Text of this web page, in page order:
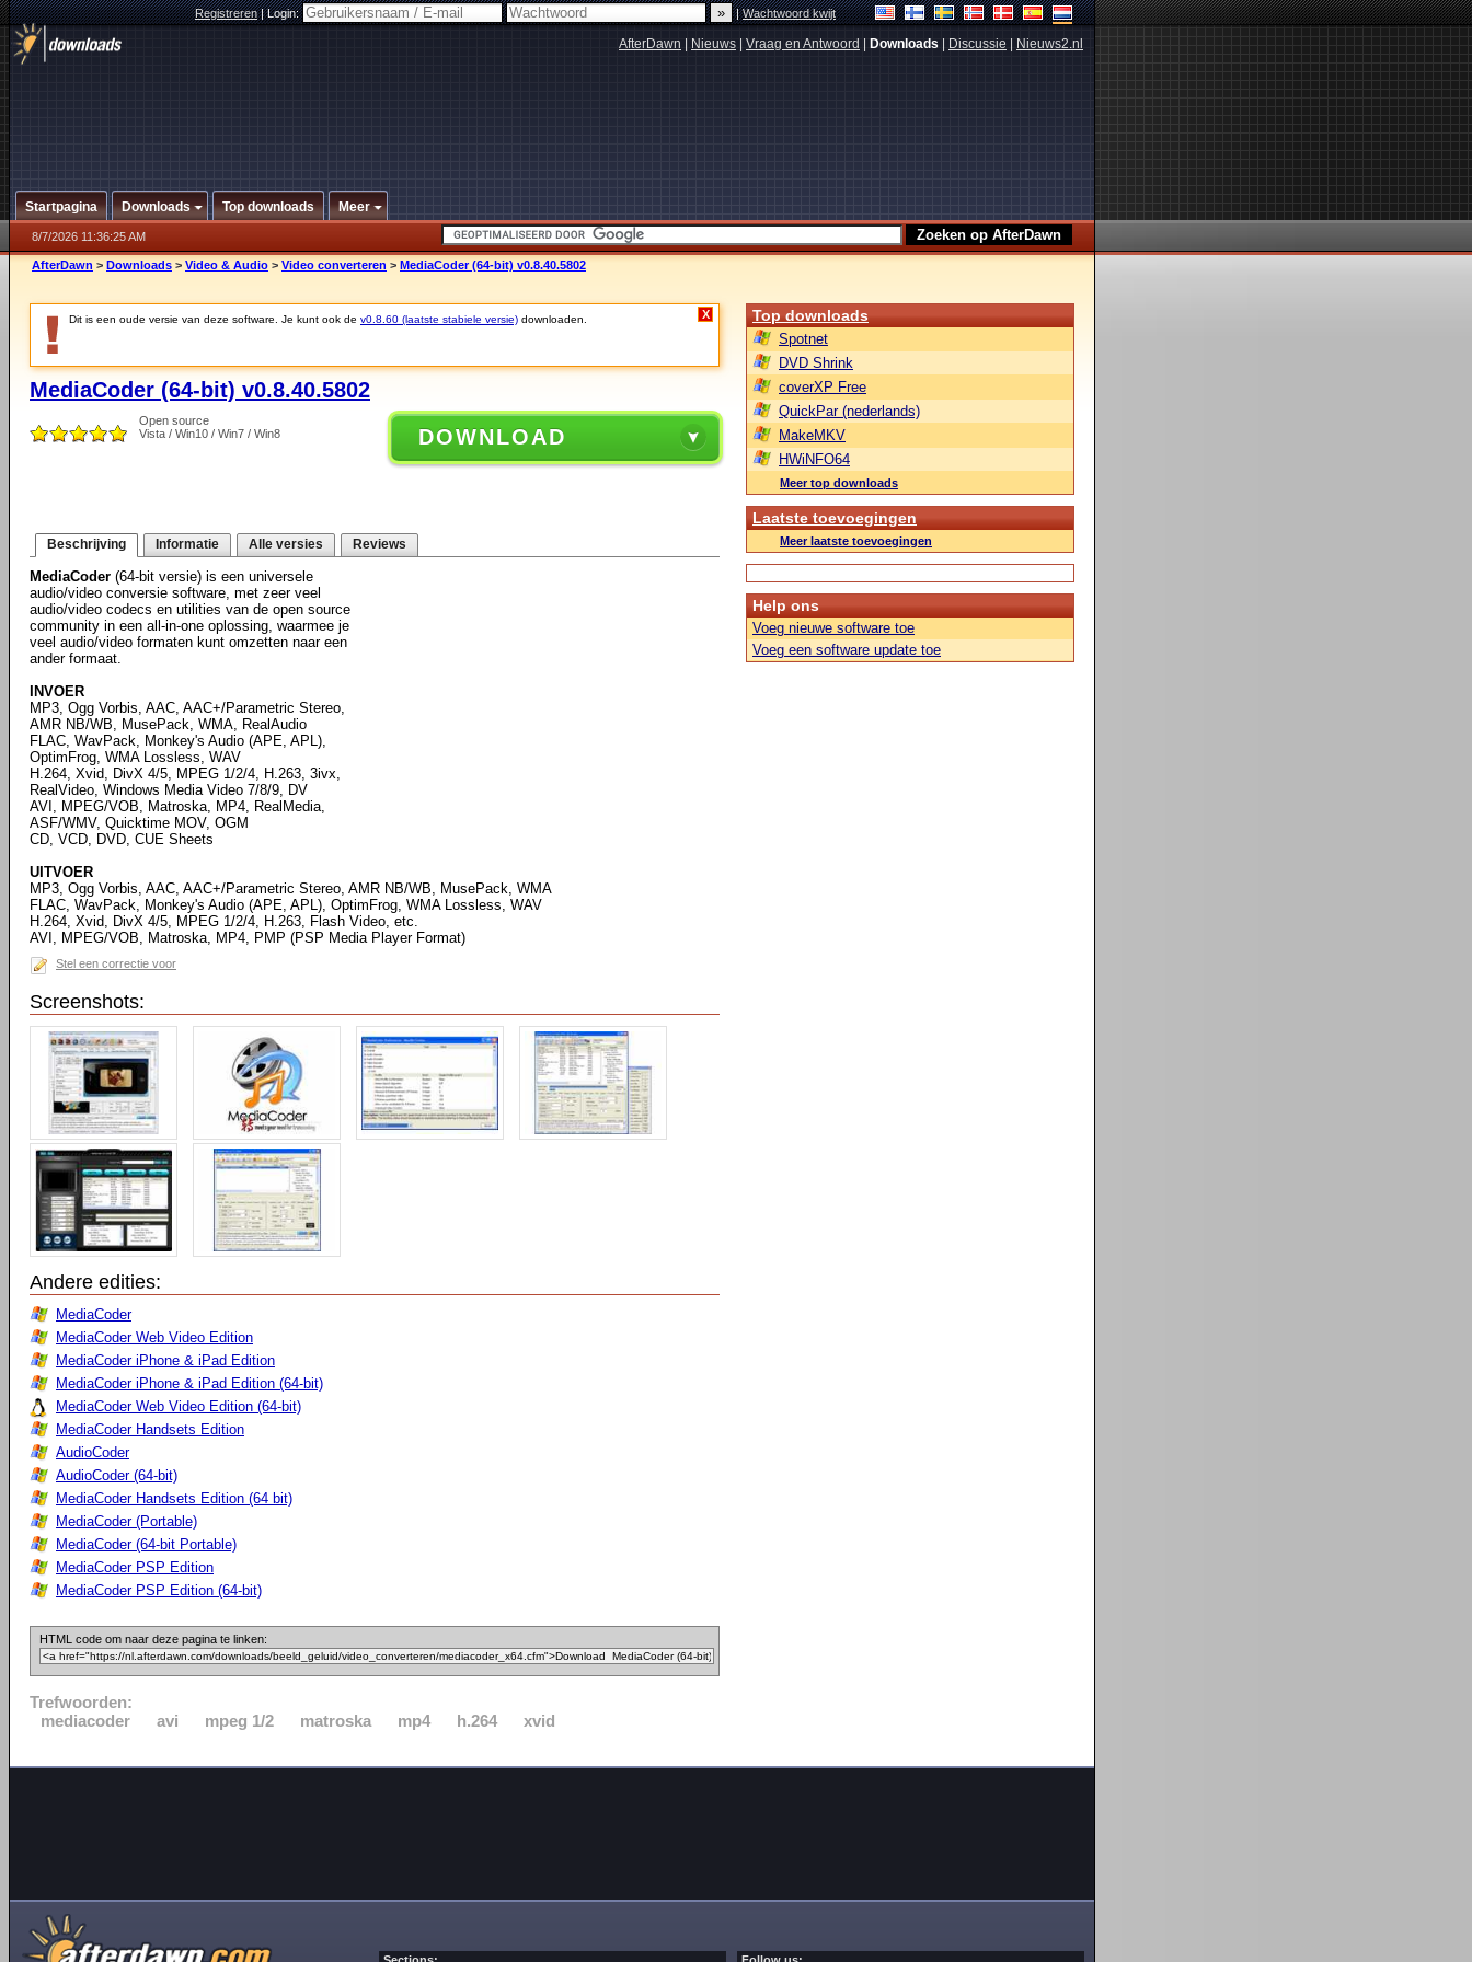
Registreren|Login: |Wachtwoord kwijt
AfterDawn Nieuws Vraag en Antwoord Downloads Discussie Nieuws2.nl
Startpagina Downloads Top downloads Meer
8/7/2026 11:36:25 AM
AfterDawn > Downloads > Video & Audio > Video converteren > MediaCoder (64-bit) v0.8.40.5802
Dit is een oude versie van deze software. Je kunt ook de v0.8.60 (laatste stabiele versie) downloaden. X
MediaCoder (64-bit) v0.8.40.5802
Open source
Vista / Win10 / Win7 / Win8
DOWNLOAD
Beschrijving Informatie Alle versies Reviews
MediaCoder (64-bit versie) is een universele
audio/video conversie software, met zeer veel
audio/video codecs en utilities van de open source
community in een all-in-one oplossing, waarmee je
veel audio/video formaten kunt omzetten naar een
ander formaat.
INVOER
MP3, Ogg Vorbis, AAC, AAC+/Parametric Stereo,
AMR NB/WB, MusePack, WMA, RealAudio
FLAC, WavPack, Monkey's Audio (APE, APL),
OptimFrog, WMA Lossless, WAV
H.264, Xvid, DivX 4/5, MPEG 1/2/4, H.263, 3ivx,
RealVideo, Windows Media Video 7/8/9, DV
AVI, MPEG/VOB, Matroska, MP4, RealMedia,
ASF/WMV, Quicktime MOV, OGM
CD, VCD, DVD, CUE Sheets
UITVOER
MP3, Ogg Vorbis, AAC, AAC+/Parametric Stereo, AMR NB/WB, MusePack, WMA
FLAC, WavPack, Monkey's Audio (APE, APL), OptimFrog, WMA Lossless, WAV
H.264, Xvid, DivX 4/5, MPEG 1/2/4, H.263, Flash Video, etc.
AVI, MPEG/VOB, Matroska, MP4, PMP (PSP Media Player Format)
Stel een correctie voor
Screenshots:
Andere edities:
MediaCoder
MediaCoder Web Video Edition
MediaCoder iPhone & iPad Edition
MediaCoder iPhone & iPad Edition (64-bit)
MediaCoder Web Video Edition (64-bit)
MediaCoder Handsets Edition
AudioCoder
AudioCoder (64-bit)
MediaCoder Handsets Edition (64 bit)
MediaCoder (Portable)
MediaCoder (64-bit Portable)
MediaCoder PSP Edition
MediaCoder PSP Edition (64-bit)
HTML code om naar deze pagina te linken:
Trefwoorden:
mediacoder
avi mpeg 1/2 matroska mp4 h.264 xvid
Top downloads
Spotnet
DVD Shrink
coverXP Free
QuickPar (nederlands)
MakeMKV
HWiNFO64
Meer top downloads
Laatste toevoegingen
Meer laatste toevoegingen
Help ons
Voeg nieuwe software toe
Voeg een software update toe